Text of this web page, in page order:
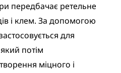
передбачає ретельне
і клем. За допомогою
для
потім
міцного і